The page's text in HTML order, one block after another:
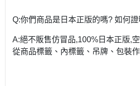
Q:你們商品是日本正版的嗎? 如何
A:絕不販售仿冒品,100%日本正版,
從商品標籤、內標籤、吊牌、包裝